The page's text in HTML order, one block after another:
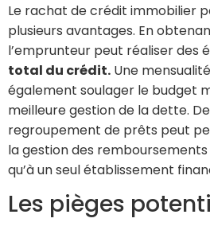
Le rachat de crédit immobilier
plusieurs avantages. En
l’emprunteur peut réaliser des
total du crédit. Une
également soulager le budget
meilleure gestion de la dette.
regroupement de prêts peut
la gestion des remboursements
qu’à un seul établissement
Les pièges